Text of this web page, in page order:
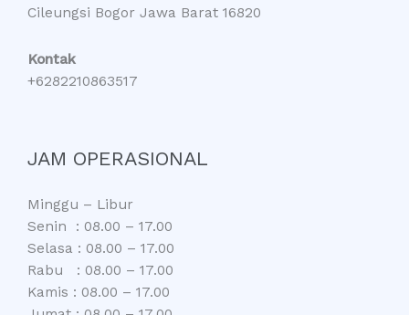
Cileungsi Bogor Jawa Barat 16820
Kontak
+6282210863517
JAM OPERASIONAL
Minggu – Libur
Senin : 08.00 – 17.00
Selasa : 08.00 – 17.00
Rabu : 08.00 – 17.00
Kamis : 08.00 – 17.00